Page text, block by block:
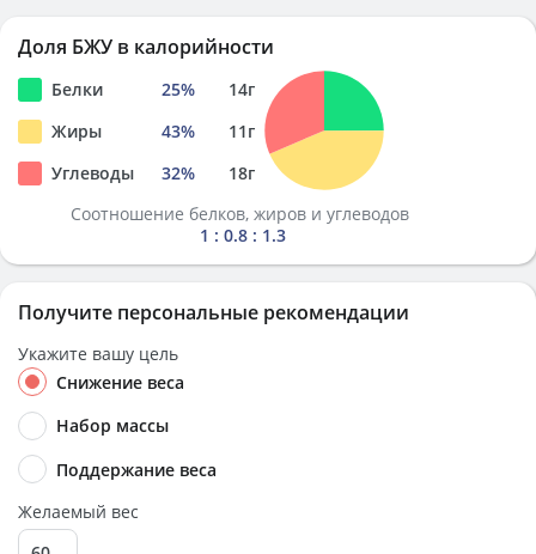
Доля БЖУ в калорийности
Белки 25% 14г
Жиры
43% 11г
Углеводы
32% 18г
Соотношение белков, жиров и углеводов
1 : 0.8 : 1.3
Получите персональные рекомендации
Укажите вашу цель
Снижение веса
Набор массы
Поддержание веса
Желаемый вес